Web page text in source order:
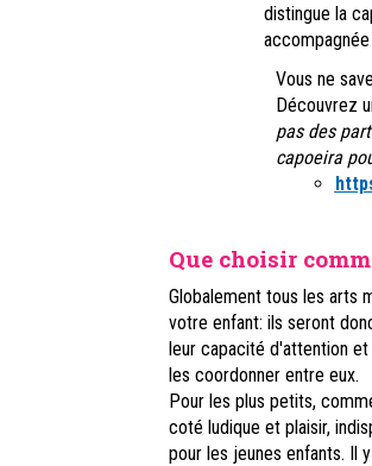
distingue la
Vous ne
Découvrez
pas des
capoeira
Que choisir
Globalement tous les arts
votre enfant: ils seront
leur capacité d'attention
les coordonner entre eux.
Pour les plus petits,
coté ludique et plaisir,
pour les jeunes enfants. Il